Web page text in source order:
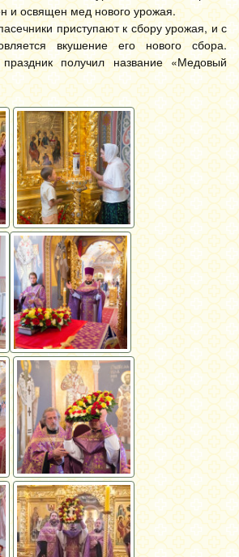
и освящен мед нового урожая.
приступают к сбору урожая, и с
вкушение его нового сбора.
получил название «Медовый